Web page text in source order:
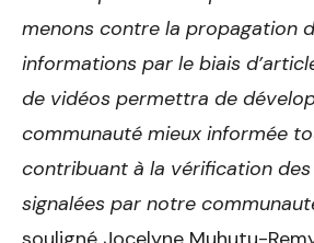
menons contre la propagation
informations par le biais
de vidéos permettra de
communauté mieux informée
contribuant à la vérification
signalées par notre